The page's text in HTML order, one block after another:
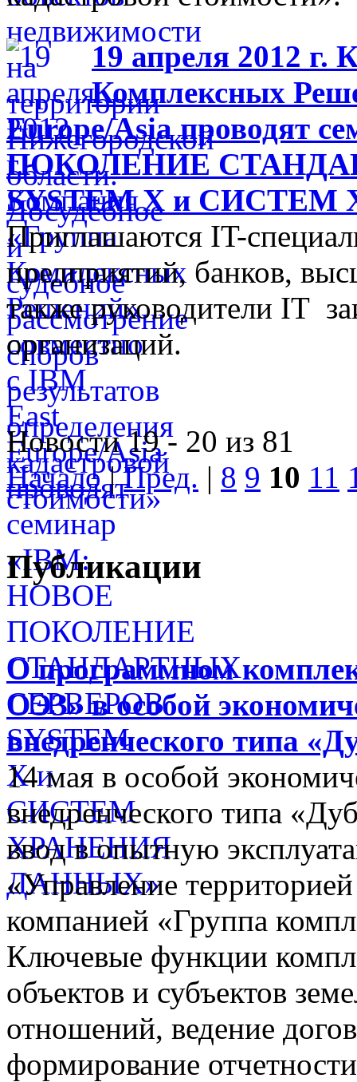
19 апреля 2012 г.
Комплексных
Europe/Asia проводят
ПОКОЛЕНИЕ
SYSTEM X и
Приглашаются IT-
предприятий, банков,
также руководители IT
организаций.
Новости 19 - 20 из 81
Начало|Пред. | 8 9 10 11
Публикации
О программном
ОЭЗ» в особой
внедренческого типа
14 мая в особой
внедренческого типа
ввод в опытную
«Управление
компанией «Группа
Ключевые функции
объектов и субъектов
отношений, ведение
формирование